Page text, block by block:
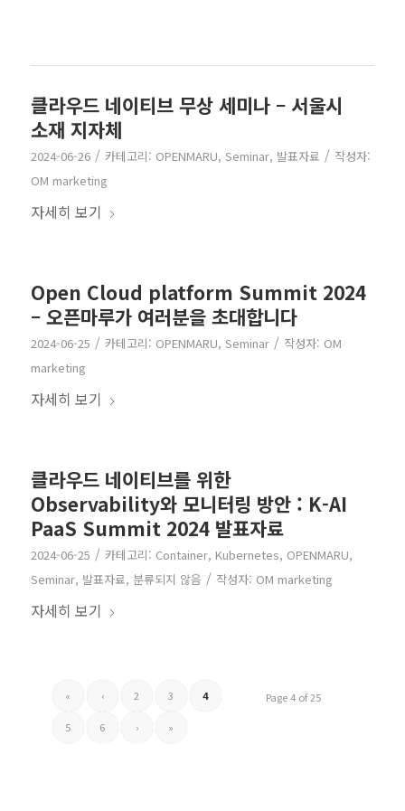
클라우드 네이티브 무상 세미나 – 서울시
소재 지자체
2024-06-26 / 카테고리: OPENMARU, Seminar, 발표자료 / 작성자:
OM marketing
자세히 보기
Open Cloud platform Summit 2024
– 오픈마루가 여러분을 초대합니다
2024-06-25 / 카테고리: OPENMARU, Seminar / 작성자: OM
marketing
자세히 보기
클라우드 네이티브를 위한
Observability와 모니터링 방안 : K-AI
PaaS Summit 2024 발표자료
2024-06-25 / 카테고리: Container, Kubernetes, OPENMARU,
Seminar, 발표자료, 분류되지 않음 / 작성자: OM marketing
자세히 보기
Page 4 of 25
« ‹ 2 3 4
5 6 › »